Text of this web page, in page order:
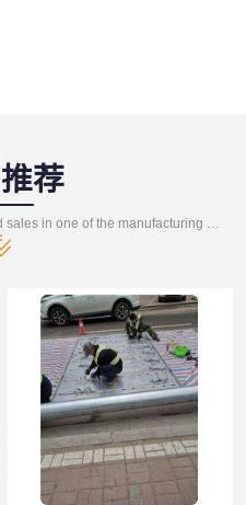
荐
Development, design, production and sales in one of the manufacturing enterprises